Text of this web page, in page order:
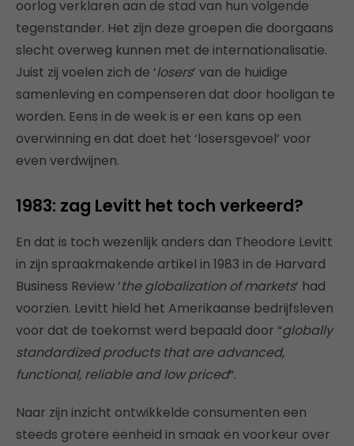
oorlog verklaren aan de stad van hun volgende
tegenstander. Het zijn deze groepen die doorgaans
slecht overweg kunnen met de internationalisatie.
Juist zij voelen zich de ‘losers’ van de huidige
samenleving en compenseren dat door hooligan te
worden. Eens in de week is er een kans op een
overwinning en dat doet het ‘losersgevoel’ voor
even verdwijnen.
1983: zag Levitt het toch verkeerd?
En dat is toch wezenlijk anders dan Theodore Levitt
in zijn spraakmakende artikel in 1983 in de Harvard
Business Review ‘the globalization of markets‘ had
voorzien. Levitt hield het Amerikaanse bedrijfsleven
voor dat de toekomst werd bepaald door “globally
standardized products that are advanced,
functional, reliable and low priced“.
Naar zijn inzicht ontwikkelde consumenten een
steeds grotere eenheid in smaak en voorkeur over